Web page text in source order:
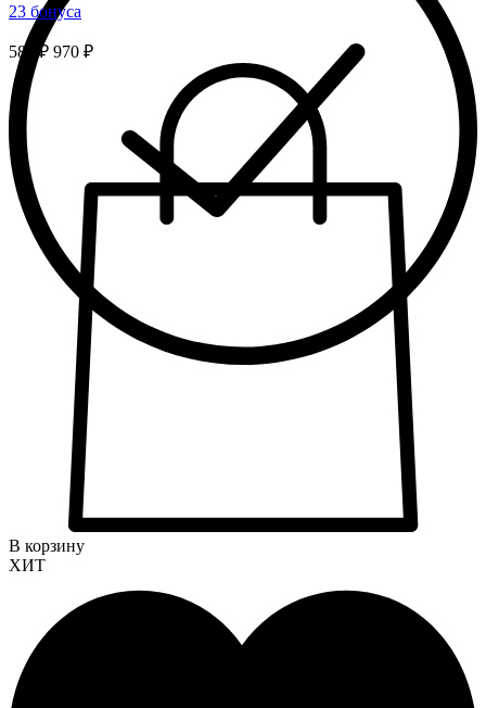
23 бонуса
582 ₽ 970 ₽
В корзину
ХИТ